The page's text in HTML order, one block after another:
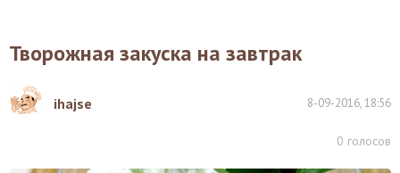
Творожная закуска на завтрак
ihajse 8-09-2016, 18:56
0 голосов